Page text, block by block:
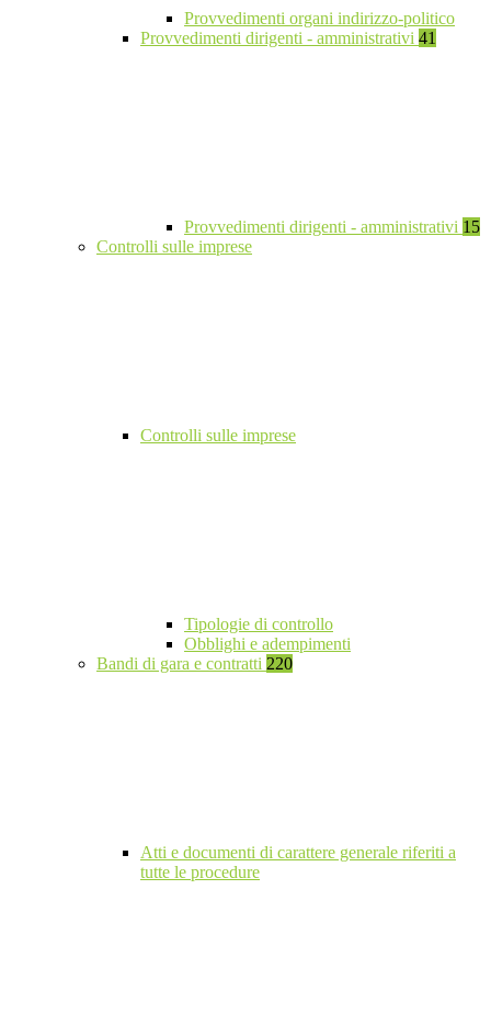
Provvedimenti organi indirizzo-politico
Provvedimenti dirigenti - amministrativi 41
Provvedimenti dirigenti - amministrativi 15
Controlli sulle imprese
Controlli sulle imprese
Tipologie di controllo
Obblighi e adempimenti
Bandi di gara e contratti 220
Atti e documenti di carattere generale riferiti a
tutte le procedure